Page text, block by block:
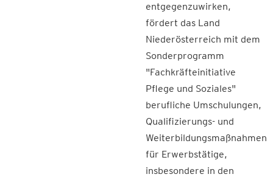
entgegenzuwirken,
fördert das Land
Niederösterreich mit dem
Sonderprogramm
"Fachkräfteinitiative
Pflege und Soziales"
berufliche Umschulungen,
Qualifizierungs- und
Weiterbildungsmaßnahmen
für Erwerbstätige,
insbesondere in den